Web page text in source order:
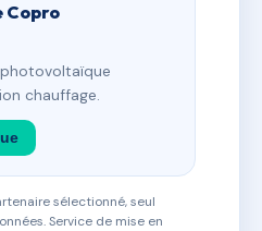
Copro
chauffage.
sélectionné, seul
Service de mise en